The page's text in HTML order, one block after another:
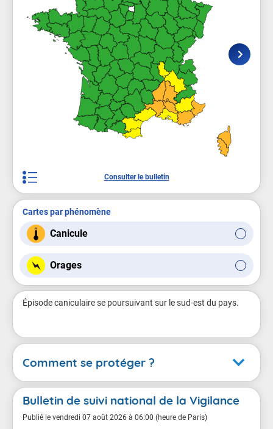
Consulter le bulletin
Cartes par phénomène
Canicule
Orages
Épisode caniculaire se poursuivant sur le sud-est du pays.
Comment se protéger ?
Canicule
En cas de vigilance orange
Bulletin de suivi national de la Vigilance
Publié le vendredi 07 août 2026 à 06:00 (heure de Paris)